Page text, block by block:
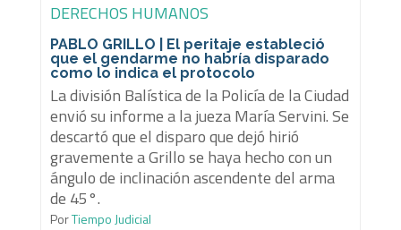
DERECHOS HUMANOS
PABLO GRILLO | El peritaje estableció
que el gendarme no habría disparado
como lo indica el protocolo
La división Balística de la Policía de la Ciudad
envió su informe a la jueza María Servini. Se
descartó que el disparo que dejó hirió
gravemente a Grillo se haya hecho con un
ángulo de inclinación ascendente del arma
de 45°.
PorTiempo Judicial